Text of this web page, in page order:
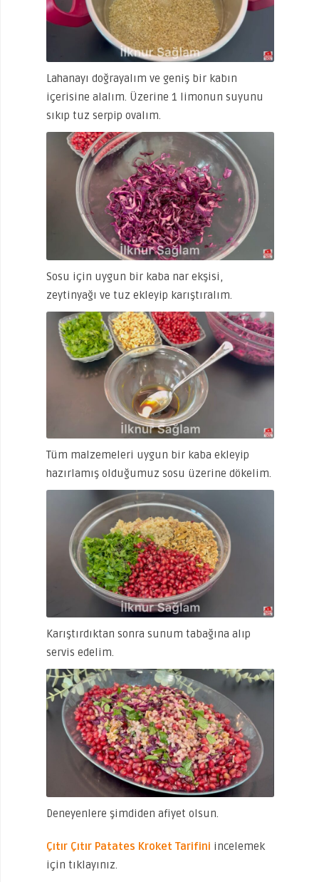
Lahanayı doğrayalım ve geniş bir kabın
içerisine alalım. Üzerine 1 limonun suyunu
sıkıp tuz serpip ovalım.
Sosu için uygun bir kaba nar ekşisi,
zeytinyağı ve tuz ekleyip karıştıralım.
Tüm malzemeleri uygun bir kaba ekleyip
hazırlamış olduğumuz sosu üzerine dökelim.
Karıştırdıktan sonra sunum tabağına alıp
servis edelim.
Deneyenlere şimdiden afiyet olsun.
Çıtır Çıtır Patates Kroket Tarifini incelemek
için tıklayınız.